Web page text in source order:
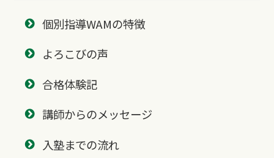
個別指導WAMの特徴
よろこびの声
合格体験記
講師からのメッセージ
入塾までの流れ